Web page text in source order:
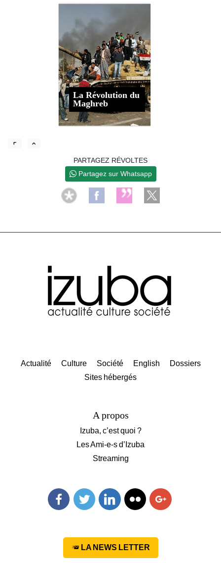
La Révolution du
Maghreb
PARTAGEZ RÉVOLTES
Partagez sur Whatsapp
Actualité Culture Société English
Dossiers
Sites hébergés
A propos
Izuba, c’est quoi ?
Les Ami-e-s d’Izuba
Streaming
LA NEWS LETTER